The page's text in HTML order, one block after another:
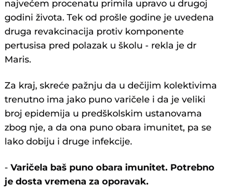
najvećem procenatu primila upravo u drugoj
godini života. Tek od prošle godine je uvedena
druga revakcinacija protiv komponente
pertusisa pred polazak u školu - rekla je dr
Maris.
Za kraj, skreće pažnju da u dečijim kolektivima
trenutno ima jako puno varičele i da je veliki
broj epidemija u predškolskim ustanovama
zbog nje, a da ona puno obara imunitet, pa se
lako dobiju i druge infekcije.
-Varičela baš puno obara imunitet. Potrebno
je dosta vremena za oporavak.